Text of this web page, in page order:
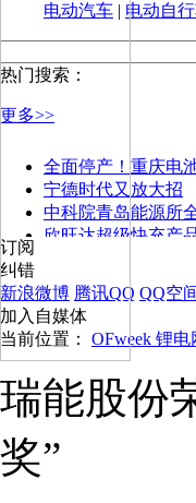
电动汽车 | 电动自
热门搜索：
更多>>
全面停产！重庆电
宁德时代又放大招
中科院青岛能源所
欣旺达超级快充产
订阅
纠错
新浪微博 腾讯QQ QQ空
加入自媒体
当前位置： OFweek 锂电
瑞能股份
奖”